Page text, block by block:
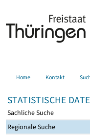
Home Kontakt
STATISTISCHE
Sachliche Suche
Regionale Suche